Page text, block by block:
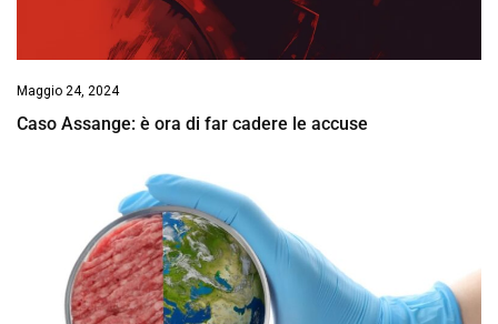
Maggio 24, 2024
Caso Assange: è ora di far cadere le accuse